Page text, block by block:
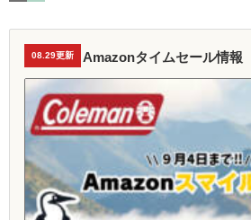
08.29更新 Amazonタイムセール情報